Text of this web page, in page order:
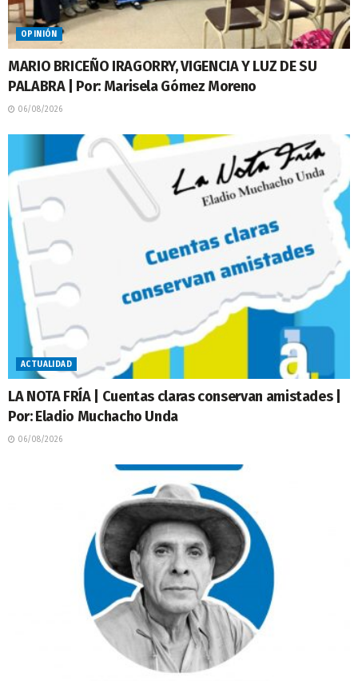
OPINIÓN
MARIO BRICEÑO IRAGORRY, VIGENCIA Y LUZ DE SU
PALABRA | Por: Marisela Gómez Moreno
06/08/2026
ACTUALIDAD
LA NOTA FRÍA | Cuentas claras conservan amistades |
Por: Eladio Muchacho Unda
06/08/2026